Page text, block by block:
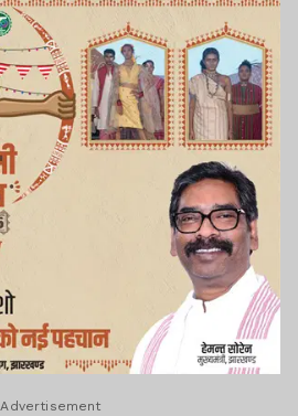
Advertisement